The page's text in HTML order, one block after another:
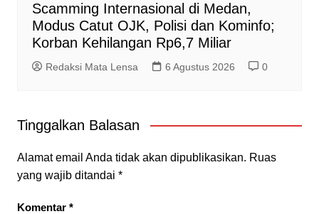
Scamming Internasional di Medan,
Modus Catut OJK, Polisi dan Kominfo;
Korban Kehilangan Rp6,7 Miliar
Redaksi Mata Lensa 6 Agustus 2026 0
Tinggalkan Balasan
Alamat email Anda tidak akan dipublikasikan. Ruas
yang wajib ditandai *
Komentar *